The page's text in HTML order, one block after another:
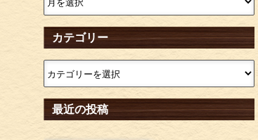
カテゴリー
最近の投稿